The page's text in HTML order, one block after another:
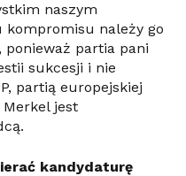
naszym
kompromisu należy go
ponieważ partia pani
sukcesji i nie
partią europejskiej
jest
kandydaturę